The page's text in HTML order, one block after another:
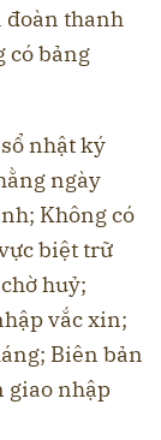
thanh
có bảng
nhật ký
ngày
Không có
biệt trữ
huỷ;
vắc xin;
Biên bản
giao nhập